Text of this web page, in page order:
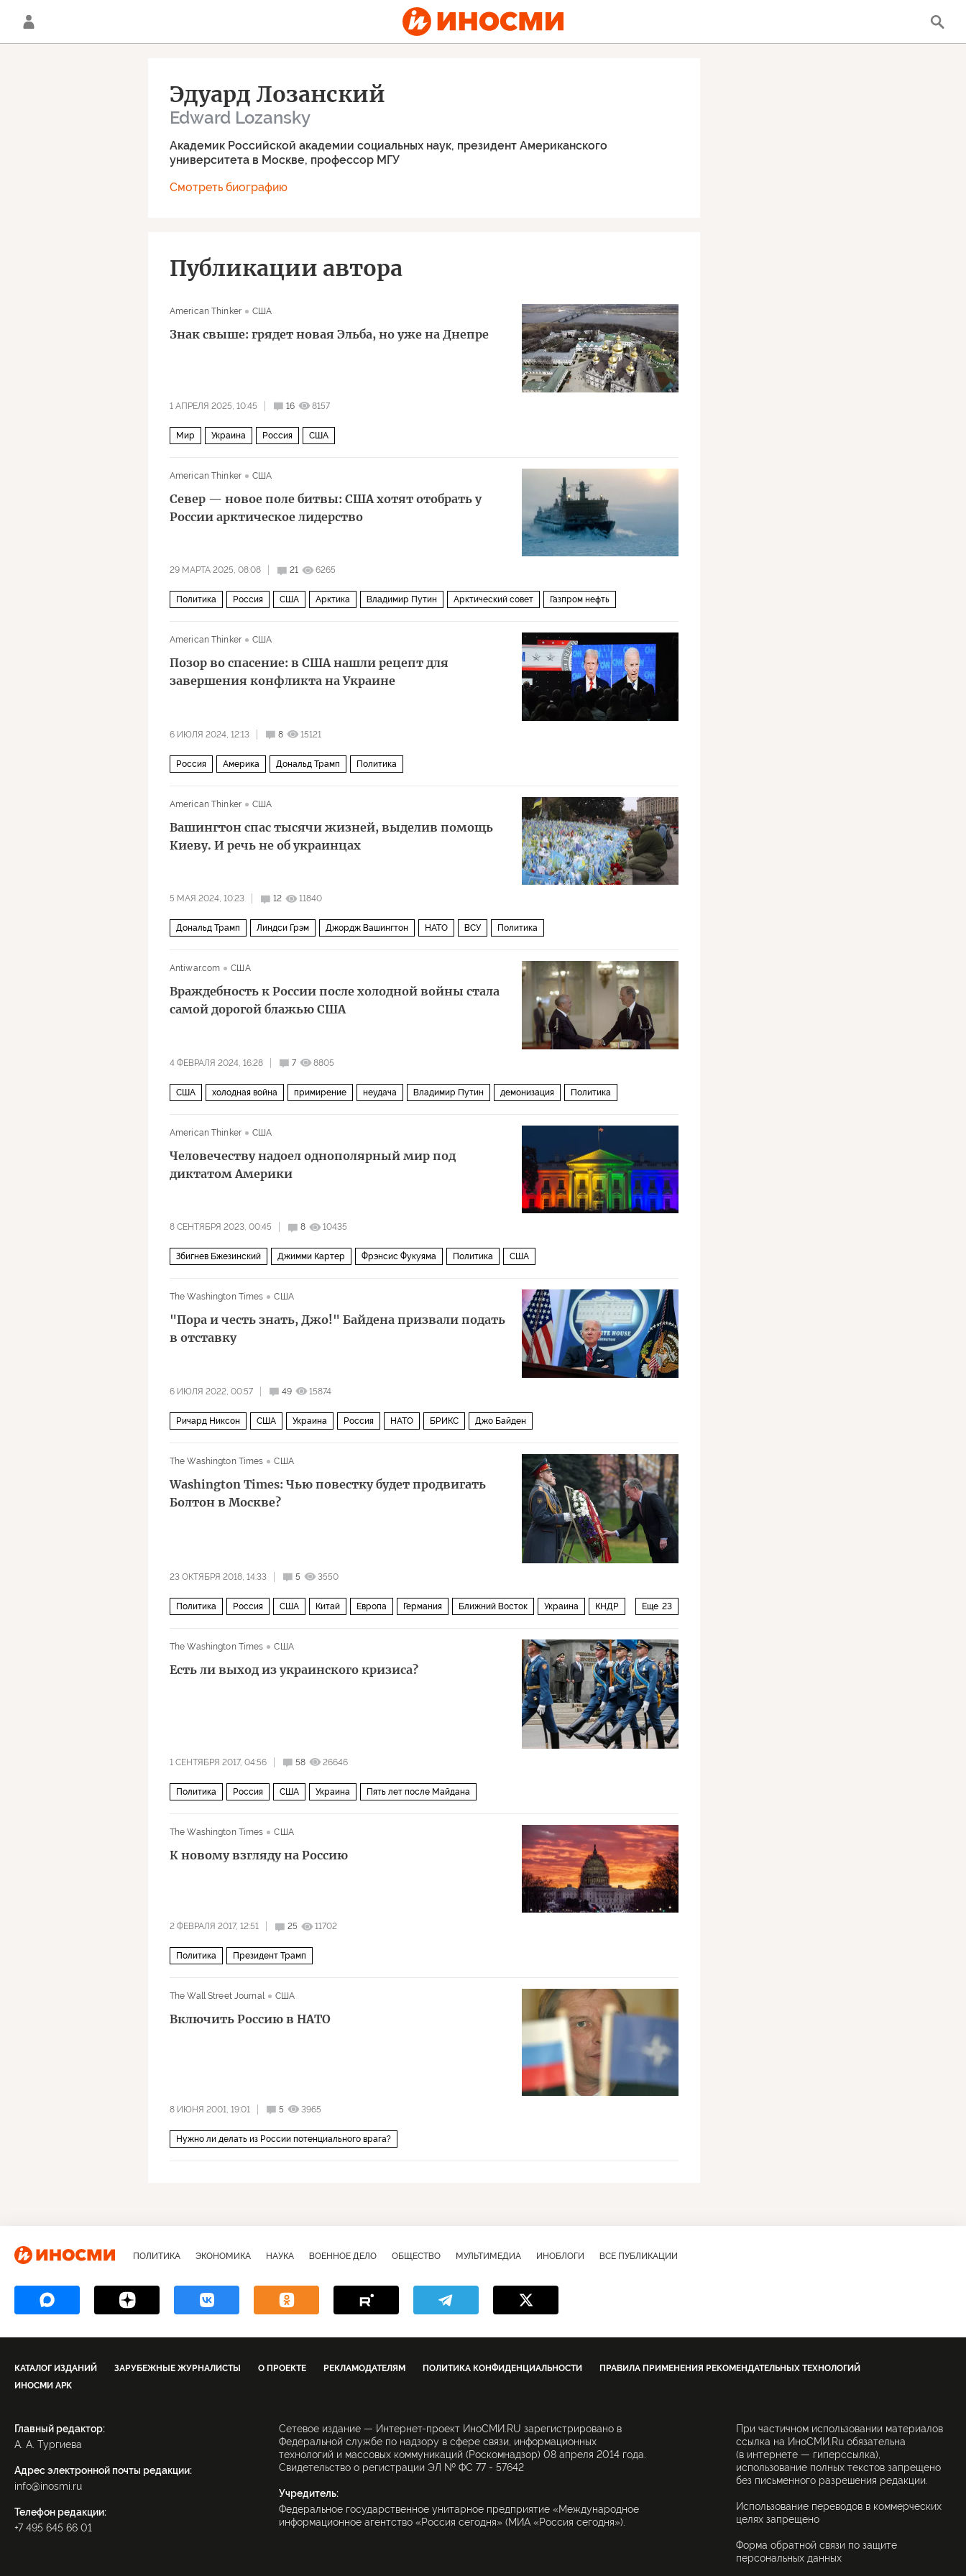
Эдуард Лозанский
Edward Lozansky
Академик Российской академии социальных наук, президент Американского
университета в Москве, профессор МГУ
Смотреть биографию
Публикации автора
American Thinker США
Знак свыше: грядет новая Эльба, но уже на Днепре
1 АПРЕЛЯ 2025, 10:45 16 8157
Мир Украина Россия США
American Thinker США
Север — новое поле битвы: США хотят отобрать у
России арктическое лидерство
29 МАРТА 2025, 08:08 21 6265
Политика Россия США Арктика Владимир Путин Арктический совет Газпром нефть
American Thinker США
Позор во спасение: в США нашли рецепт для
завершения конфликта на Украине
6 ИЮЛЯ 2024, 12:13 8 15121
Россия Америка Дональд Трамп Политика
American Thinker США
Вашингтон спас тысячи жизней, выделив помощь
Киеву. И речь не об украинцах
5 МАЯ 2024, 10:23 12 11840
Дональд Трамп Линдси Грэм Джордж Вашингтон НАТО ВСУ Политика
Antiwar.com США
Враждебность к России после холодной войны стала
самой дорогой блажью США
4 ФЕВРАЛЯ 2024, 16:28 7 8805
США холодная война примирение неудача Владимир Путин демонизация Политика
American Thinker США
Человечеству надоел однополярный мир под
диктатом Америки
8 СЕНТЯБРЯ 2023, 00:45 8 10435
Збигнев Бжезинский Джимми Картер Фрэнсис Фукуяма Политика США
The Washington Times США
"Пора и честь знать, Джо!" Байдена призвали подать
в отставку
6 ИЮЛЯ 2022, 00:57 49 15874
Ричард Никсон США Украина Россия НАТО БРИКС Джо Байден
The Washington Times США
Washington Times: Чью повестку будет продвигать
Болтон в Москве?
23 ОКТЯБРЯ 2018, 14:33 5 3550
Еще 23
Политика Россия США Китай Европа Германия Ближний Восток Украина КНДР
Сергей Лавров Ричард Никсон
Генри Киссинджер Джеральд Форд Джон Болтон Рэнд Пол НАТО ФБР
The Washington Times США
Есть ли выход из украинского кризиса?
1 СЕНТЯБРЯ 2017, 04:56 58 26646
Политика Россия США Украина Пять лет после Майдана
The Washington Times США
К новому взгляду на Россию
2 ФЕВРАЛЯ 2017, 12:51 25 11702
Политика Президент Трамп
The Wall Street Journal США
Включить Россию в НАТО
8 ИЮНЯ 2001, 19:01 5 3965
Нужно ли делать из России потенциального врага?
ПОЛИТИКА ЭКОНОМИКА НАУКА ВОЕННОЕ ДЕЛО ОБЩЕСТВО МУЛЬТИМЕДИА ИНОБЛОГИ ВСЕ ПУБЛИКАЦИИ
КАТАЛОГ ИЗДАНИЙ ЗАРУБЕЖНЫЕ ЖУРНАЛИСТЫ О ПРОЕКТЕ РЕКЛАМОДАТЕЛЯМ ПОЛИТИКА КОНФИДЕНЦИАЛЬНОСТИ
ПРАВИЛА ПРИМЕНЕНИЯ РЕКОМЕНДАТЕЛЬНЫХ ТЕХНОЛОГИЙ
ИНОСМИ APK
Главный редактор:
А. А. Тургиева
Адрес электронной почты редакции:
info@inosmi.ru
Телефон редакции:
+7 495 645 66 01
Сетевое издание — Интернет-проект ИноСМИ.RU зарегистрировано в
Федеральной службе по надзору в сфере связи, информационных
технологий и массовых коммуникаций (Роскомнадзор) 08 апреля 2014 года.
Свидетельство о регистрации ЭЛ № ФС 77 - 57642
Учредитель:
Федеральное государственное унитарное предприятие «Международное
информационное агентство «Россия сегодня» (МИА «Россия сегодня»).
При частичном использовании материалов
ссылка на ИноСМИ.Ru обязательна
(в интернете — гиперссылка),
использование полных текстов запрещено
без письменного разрешения редакции.
Использование переводов в коммерческих
целях запрещено
Форма обратной связи по защите
персональных данных